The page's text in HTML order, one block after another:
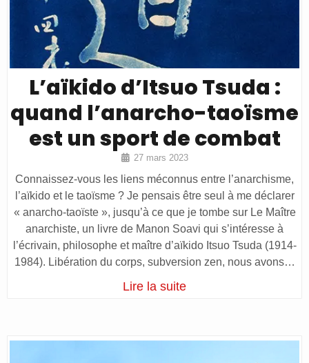
L’aïkido d’Itsuo Tsuda :
quand l’anarcho-taoïsme
est un sport de combat
27 mars 2023
Connaissez-vous les liens méconnus entre l’anarchisme,
l’aïkido et le taoïsme ? Je pensais être seul à me déclarer
« anarcho-taoïste », jusqu’à ce que je tombe sur Le Maître
anarchiste, un livre de Manon Soavi qui s’intéresse à
l’écrivain, philosophe et maître d’aïkido Itsuo Tsuda (1914-
1984). Libération du corps, subversion zen, nous avons…
Lire la suite